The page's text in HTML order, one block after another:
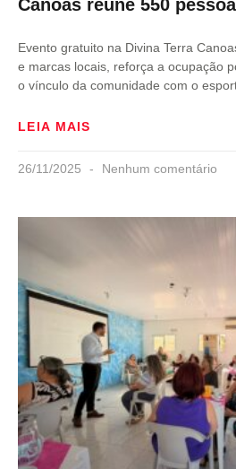
Canoas reúne 550
Evento gratuito na Divina Terra
e marcas locais, reforça a ocupação
o vínculo da comunidade com o
LEIA MAIS
26/11/2025 Nenhum comentário